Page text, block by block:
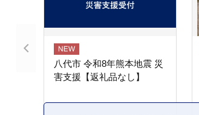
八代市 令和8年熊本地震 災
害支援【返礼品なし】